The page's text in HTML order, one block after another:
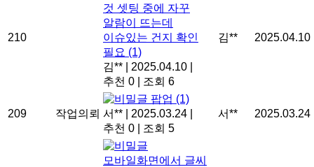
210
것 셋팅 중에 자꾸
알람이 뜨는데
이슈있는 건지 확인
필요 (1)
김**
2025.04.10
추천 0
조회 6
김** 2025.04.10
209 작업의뢰
팝업 (1)
서**
2025.03.24
추천 0
조회 5
서** 2025.03.24
모바일화면에서 글씨